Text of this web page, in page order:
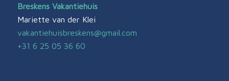
Breskens Vakantiehuis
Mariette van der Klei
vakantiehuisbreskens@gmail.com
+31 6 25 05 36 60